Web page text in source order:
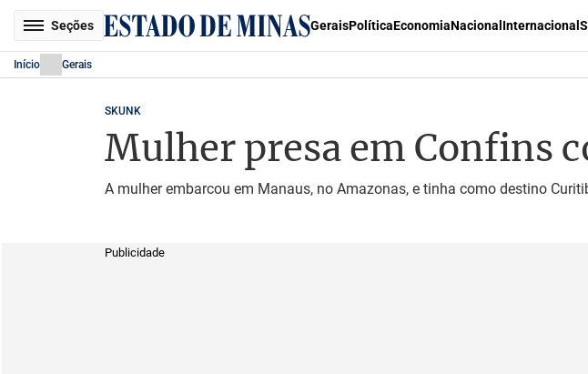
Seções GeraisPolíticaEconomiaNacional Internacional
Início Gerais
SKUNK
Mulher presa em Confins
A mulher embarcou em Manaus, no Amazonas, e tinha como destino
Publicidade